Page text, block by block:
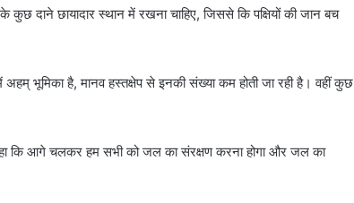
दाने छायादार स्थान में रखना चाहिए, जिससे कि पक्षियों की जान बच
अहम् भूमिका है, मानव हस्तक्षेप से इनकी संख्या कम होती जा रही है। वहीं कुछ
कि आगे चलकर हम सभी को जल का संरक्षण करना होगा और जल का